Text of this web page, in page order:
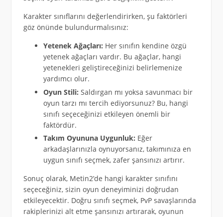
Karakter sınıflarını değerlendirirken, şu faktörleri
göz önünde bulundurmalısınız:
Yetenek Ağaçları: Her sınıfın kendine özgü
yetenek ağaçları vardır. Bu ağaçlar, hangi
yetenekleri geliştireceğinizi belirlemenize
yardımcı olur.
Oyun Stili: Saldırgan mı yoksa savunmacı bir
oyun tarzı mı tercih ediyorsunuz? Bu, hangi
sınıfı seçeceğinizi etkileyen önemli bir
faktördür.
Takım Oyununa Uygunluk: Eğer
arkadaşlarınızla oynuyorsanız, takımınıza en
uygun sınıfı seçmek, zafer şansınızı artırır.
Sonuç olarak, Metin2’de hangi karakter sınıfını
seçeceğiniz, sizin oyun deneyiminizi doğrudan
etkileyecektir. Doğru sınıfı seçmek, PvP savaşlarında
rakiplerinizi alt etme şansınızı artırarak, oyunun